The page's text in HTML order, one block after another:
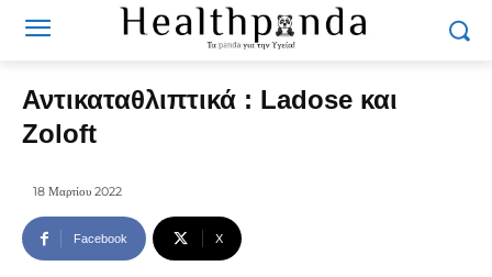
Αντικαταθλιπτικά : Ladose και
Zoloft
18 Μαρτίου 2022
Facebook X